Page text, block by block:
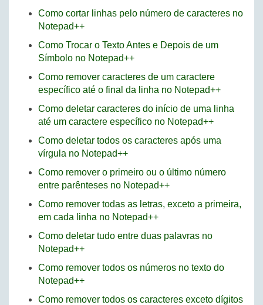
Como cortar linhas pelo número de caracteres no
Notepad++
Como Trocar o Texto Antes e Depois de um
Símbolo no Notepad++
Como remover caracteres de um caractere
específico até o final da linha no Notepad++
Como deletar caracteres do início de uma linha
até um caractere específico no Notepad++
Como deletar todos os caracteres após uma
vírgula no Notepad++
Como remover o primeiro ou o último número
entre parênteses no Notepad++
Como remover todas as letras, exceto a primeira,
em cada linha no Notepad++
Como deletar tudo entre duas palavras no
Notepad++
Como remover todos os números no texto do
Notepad++
Como remover todos os caracteres exceto dígitos